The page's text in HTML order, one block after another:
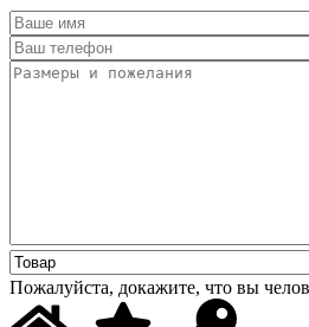
Пожалуйста, докажите, что вы